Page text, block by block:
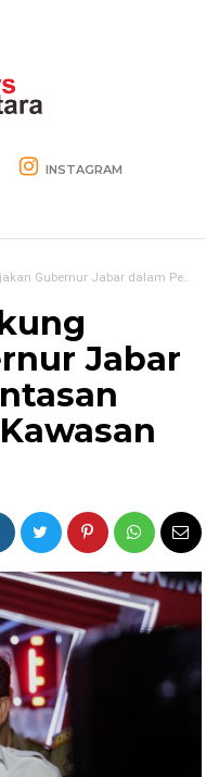
INSTAGRAM
dalam Pemberantasan Premanisme di Kawasan Industri
Jabar